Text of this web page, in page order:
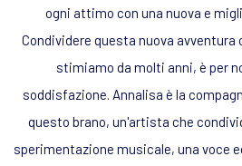
ogni attimo con una nuova e
Condividere questa nuova
stimiamo da molti anni, è per
soddisfazione. Annalisa è la
questo brano, un'artista che
sperimentazione musicale, una voce